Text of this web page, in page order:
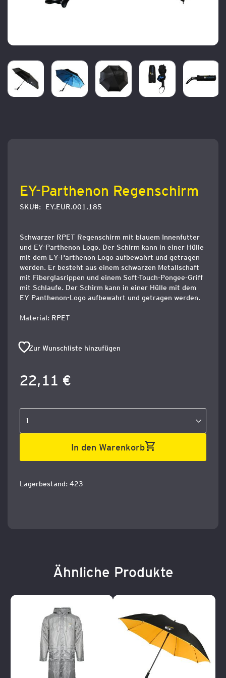
EY-Parthenon Regenschirm
SKU EY.EUR.001.185
Schwarzer RPET Regenschirm mit blauem Innenfutter
und EY-Parthenon Logo. Der Schirm kann in einer Hülle
mit dem EY-Parthenon Logo aufbewahrt und getragen
werden. Er besteht aus einem schwarzen Metallschaft
mit Fiberglasrippen und einem Soft-Touch-Pongee-Griff
mit Schlaufe. Der Schirm kann in einer Hülle mit dem
EY Panthenon-Logo aufbewahrt und getragen werden.
Material: RPET
Zur Wunschliste hinzufügen
22,11 €
In den Warenkorb
Lagerbestand: 423
Ähnliche Produkte